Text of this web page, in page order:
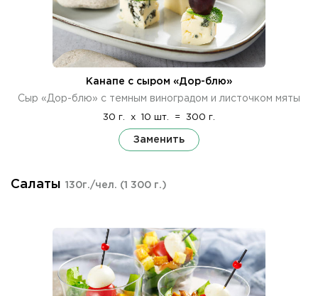
Канапе с сыром «Дор-блю»
Сыр «Дор-блю» с темным виноградом и листочком мяты
30 г. x 10 шт. = 300 г.
Заменить
Салаты 130г./чел. (1 300 г.)